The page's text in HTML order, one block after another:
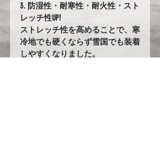
3. 防湿性・耐寒性・耐火性・スト
レッチ性UP!
ストレッチ性を高めることで、寒
冷地でも硬くならず雪国でも装着
しやすくなりました。